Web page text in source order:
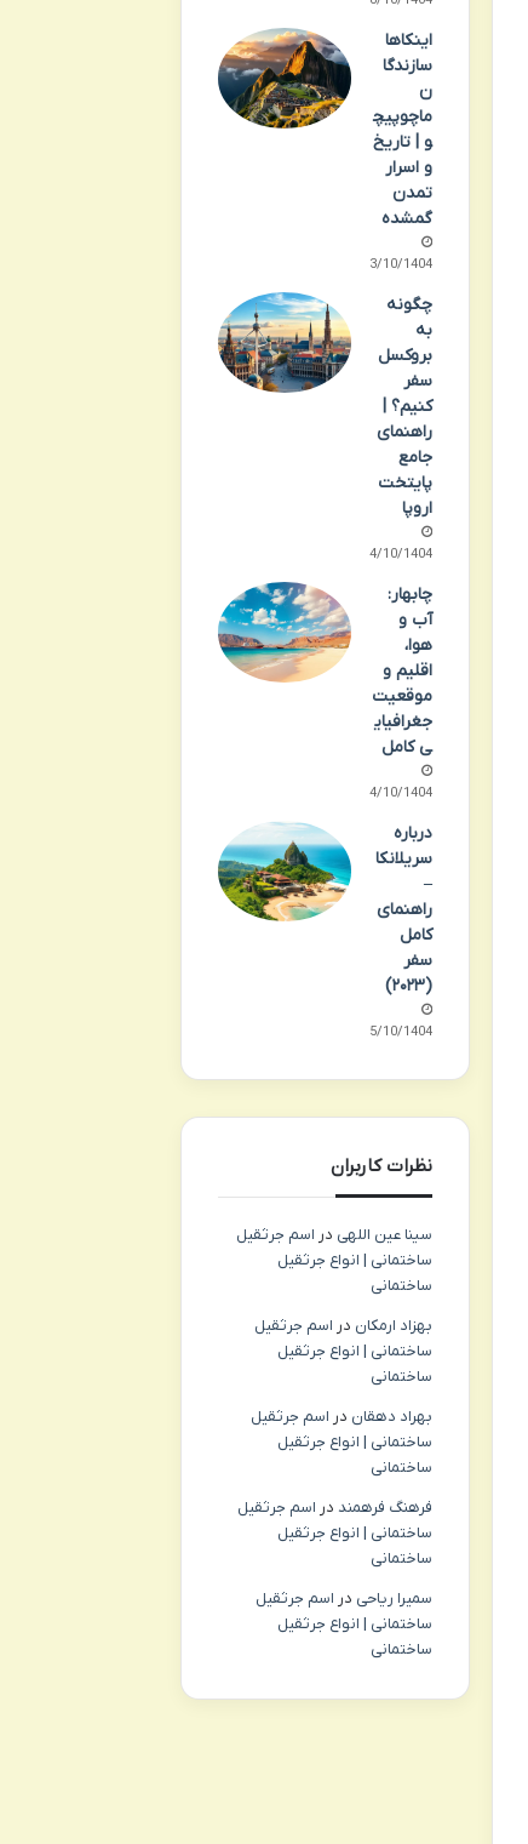
اینکاها
سازندگا
ن
ماچوپیچ
و | تاریخ
و اسرار
تمدن
گمشده
13/10/1404
چگونه
به
بروکسل
سفر
کنیم؟ |
راهنمای
جامع
پایتخت
اروپا
14/10/1404
چابهار:
آب و
هوا،
اقلیم و
موقعیت
جغرافیای
ی کامل
14/10/1404
درباره
سریلانکا
–
راهنمای
کامل
سفر
(۲۰۲۳)
15/10/1404
نظرات کاربران
سینا عین اللهی در اسم جرثقیل
ساختمانی | انواع جرثقیل
ساختمانی
بهزاد ارمکان در اسم جرثقیل
ساختمانی | انواع جرثقیل
ساختمانی
بهراد دهقان در اسم جرثقیل
ساختمانی | انواع جرثقیل
ساختمانی
فرهنگ فرهمند در اسم جرثقیل
ساختمانی | انواع جرثقیل
ساختمانی
سمیرا ریاحی در اسم جرثقیل
ساختمانی | انواع جرثقیل
ساختمانی